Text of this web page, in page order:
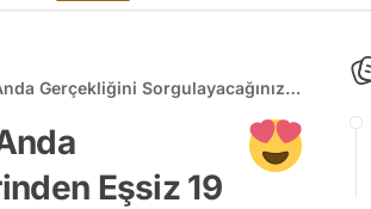
Gerçekliğini Sorgulayacağınız
Eşsiz 19